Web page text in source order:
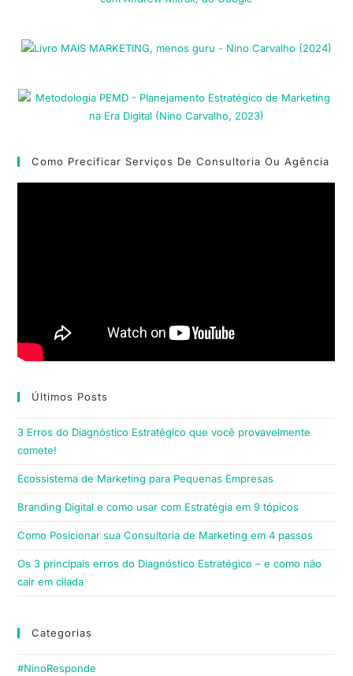
Como Precificar Serviços De Consultoria Ou Agência
Últimos Posts
3 Erros do Diagnóstico Estratégico que você provavelmente
comete!
Ecossistema de Marketing para Pequenas Empresas
Branding Digital e como usar com Estratégia em 9 tópicos
Como Posicionar sua Consultoria de Marketing em 4 passos
Os 3 principais erros do Diagnóstico Estratégico – e como não
cair em cilada
Categorias
#NinoResponde